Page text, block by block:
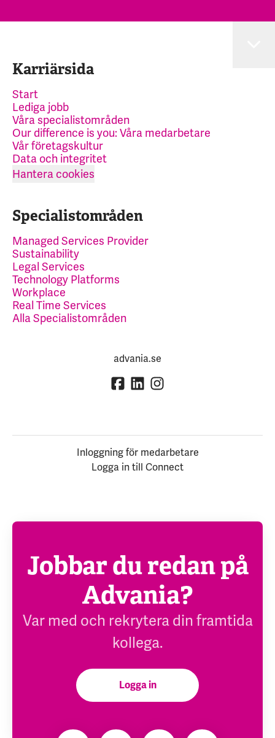
Karriärsida
Start
Lediga jobb
Våra specialistområden
Our difference is you: Våra medarbetare
Vår företagskultur
Data och integritet
Hantera cookies
Specialistområden
Managed Services Provider
Sustainability
Legal Services
Technology Platforms
Workplace
Real Time Services
Alla Specialistområden
advania.se
Inloggning för medarbetare
Logga in till Connect
Jobbar du redan på
Advania?
Var med och rekrytera din framtida
kollega.
Logga in